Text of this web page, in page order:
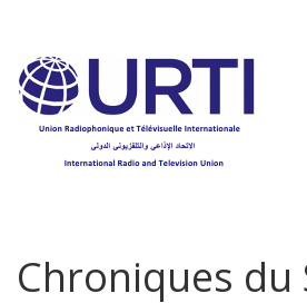
contenu
principal
Chroniques du